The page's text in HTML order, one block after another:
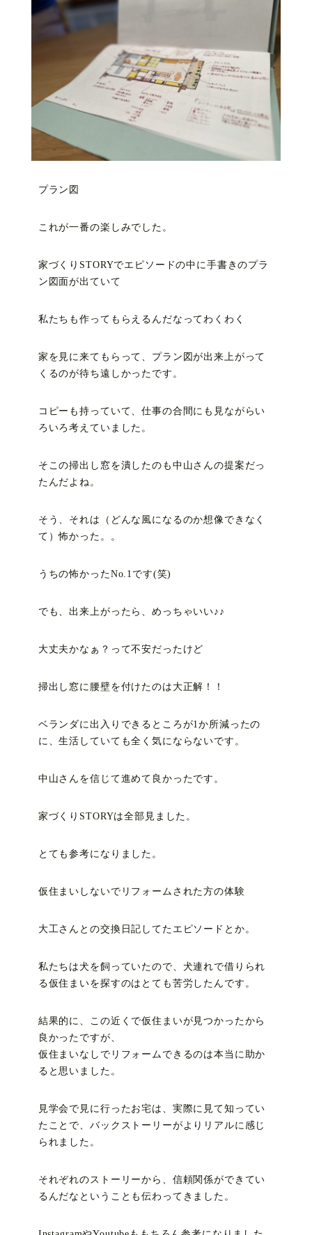
プラン図
これが一番の楽しみでした。
家づくりSTORYでエピソードの中に手書きのプラ
ン図面が出ていて
私たちも作ってもらえるんだなってわくわく
家を見に来てもらって、プラン図が出来上がって
くるのが待ち遠しかったです。
コピーも持っていて、仕事の合間にも見ながらい
ろいろ考えていました。
そこの掃出し窓を潰したのも中山さんの提案だっ
たんだよね。
そう、それは（どんな風になるのか想像できなく
て）怖かった。。
うちの怖かったNo.1です(笑)
でも、出来上がったら、めっちゃいい♪♪
大丈夫かなぁ？って不安だったけど
掃出し窓に腰壁を付けたのは大正解！！
ベランダに出入りできるところが1か所減ったの
に、生活していても全く気にならないです。
中山さんを信じて進めて良かったです。
家づくりSTORYは全部見ました。
とても参考になりました。
仮住まいしないでリフォームされた方の体験
大工さんとの交換日記してたエピソードとか。
私たちは犬を飼っていたので、犬連れで借りられ
る仮住まいを探すのはとても苦労したんです。
結果的に、この近くで仮住まいが見つかったから
良かったですが、
仮住まいなしでリフォームできるのは本当に助か
ると思いました。
見学会で見に行ったお宅は、実際に見て知ってい
たことで、バックストーリーがよりリアルに感じ
られました。
それぞれのストーリーから、信頼関係ができてい
るんだなということも伝わってきました。